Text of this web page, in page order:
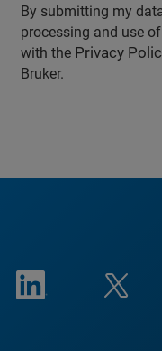
By submitting my
processing and use
with the Privacy
Bruker.